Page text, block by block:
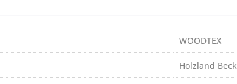
WOODTEX
Holzland